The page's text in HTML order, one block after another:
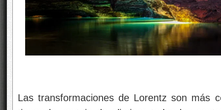
Las transformaciones de Lorentz son más